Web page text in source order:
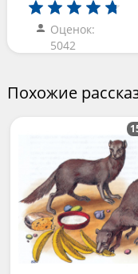
Оценок:
5042
Похожие